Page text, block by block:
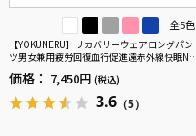
全5色
【YOKUNERU】リカバリーウェアロングパン
ツ男女兼用疲労回復血行促進遠赤外線快眠NA
NOMIX(R)【一般医療機器】SS～LLサイズ
価格： 7,450円 (税込)
3.6 （5）